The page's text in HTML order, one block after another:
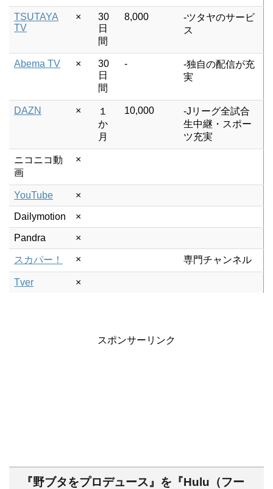
TSUTAYA
TV
×
30
日
間
8,000
-ツタヤのサービ
ス
Abema TV ×
30
日
間
-
-独自の配信が充
実
DAZN ×
１
か
月
10,000
-Jリーグ全試合
生中継・スポー
ツ充実
ニコニコ動
画
×
YouTube ×
Dailymotion ×
Pandra ×
スカパー！ × 専門チャンネル
Tver ×
スポンサーリンク
『野ブタをプロデュース』を『Hulu（フー